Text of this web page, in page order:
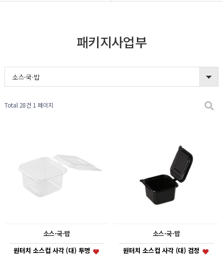
패키지사업부
소스·국·밥
Total 28건 1 페이지
소스·국·밥
원터치 소스컵 사각 (대) 투명
소스·국·밥
원터치 소스컵 사각 (대) 검정